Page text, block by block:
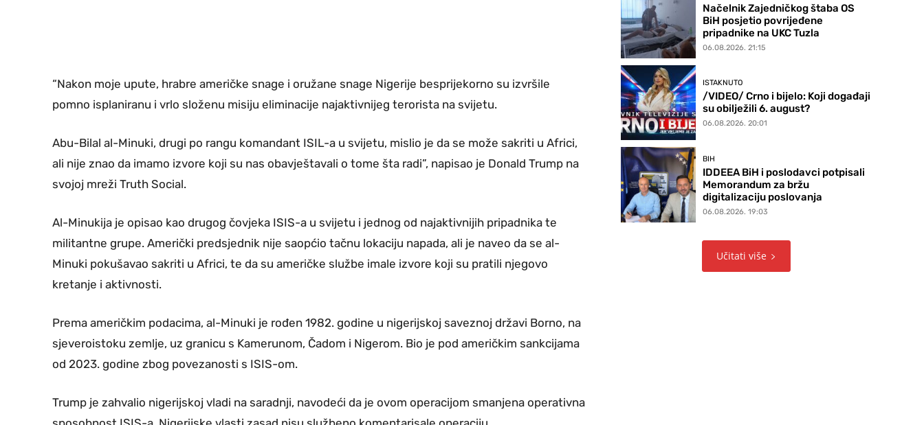
“Nakon moje upute, hrabre američke snage i oružane snage Nigerije besprijekorno su izvršile
pomno isplaniranu i vrlo složenu misiju eliminacije najaktivnijeg terorista na svijetu.
Abu-Bilal al-Minuki, drugi po rangu komandant ISIL-a u svijetu, mislio je da se može sakriti u Africi,
ali nije znao da imamo izvore koji su nas obavještavali o tome šta radi”, napisao je Donald Trump na
svojoj mreži Truth Social.
Al-Minukija je opisao kao drugog čovjeka ISIS-a u svijetu i jednog od najaktivnijih pripadnika te
militantne grupe. Američki predsjednik nije saopćio tačnu lokaciju napada, ali je naveo da se al-
Minuki pokušavao sakriti u Africi, te da su američke službe imale izvore koji su pratili njegovo
kretanje i aktivnosti.
Prema američkim podacima, al-Minuki je rođen 1982. godine u nigerijskoj saveznoj državi Borno, na
sjeveroistoku zemlje, uz granicu s Kamerunom, Čadom i Nigerom. Bio je pod američkim sankcijama
od 2023. godine zbog povezanosti s ISIS-om.
Trump je zahvalio nigerijskoj vladi na saradnji, navodeći da je ovom operacijom smanjena operativna
Načelnik Zajedničkog štaba OS
BiH posjetio povrijeđene
pripadnike na UKC Tuzla
06.08.2026. 21:15
ISTAKNUTO
/VIDEO/ Crno i bijelo: Koji događaji
su obilježili 6. august?
06.08.2026. 20:01
BIH
IDDEEA BiH i poslodavci potpisali
Memorandum za bržu
digitalizaciju poslovanja
06.08.2026. 19:03
Učitati više